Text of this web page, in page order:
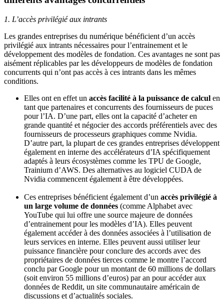
1. L’accès privilégié aux intrants
Les grandes entreprises du numérique bénéficient d’un accès
privilégié aux intrants nécessaires pour l’entrainement et le
développement des modèles de fondation. Ces avantages ne sont pas
aisément réplicables par les développeurs de modèles de fondation
concurrents qui n’ont pas accès à ces intrants dans les mêmes
conditions.
Elles ont en effet un accès facilité à la puissance de calcul en
tant que partenaires et concurrents des fournisseurs de puces
pour l’IA. D’une part, elles ont la capacité d’acheter en
grande quantité et négocier des accords préférentiels avec des
fournisseurs de processeurs graphiques comme Nvidia.
D’autre part, la plupart de ces grandes entreprises développent
également en interne des accélérateurs d’IA spécifiquement
adaptés à leurs écosystèmes comme les TPU de Google,
Trainium d’AWS. Des alternatives au logiciel CUDA de
Nvidia commencent également à être développées.
Ces entreprises bénéficient également d’un accès privilégié à
un large volume de données (comme Alphabet avec
YouTube qui lui offre une source majeure de données
d’entrainement pour les modèles d’IA). Elles peuvent
également accéder à des données associées à l’utilisation de
leurs services en interne. Elles peuvent aussi utiliser leur
puissance financière pour conclure des accords avec des
propriétaires de données tierces comme le montre l’accord
conclu par Google pour un montant de 60 millions de dollars
(soit environ 55 millions d’euros) par an pour accéder aux
données de Reddit, un site communautaire américain de
discussions et d’actualités sociales.